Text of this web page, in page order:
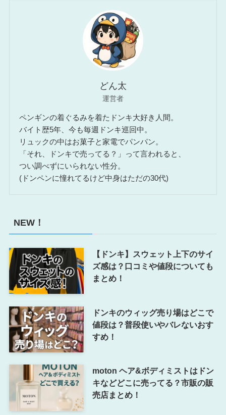
どん太
運営者
ペンギンの着ぐるみを着たドンキ大好き人間。
バイト歴5年、今も毎週ドンキ巡回中。
リュックの中はお菓子と家電でパンパン。
「それ、ドンキで売ってる？」って言われると、
つい調べずにいられない性分。
(ドンペンに憧れてるけど中身はただの30代)
NEW！
【ドンキ】スウェット上下のサイ
ズ感は？口コミや値段についても
まとめ！
ドンキのウィッグ売り場はどこで
値段は？普段使いやバレないおす
すめ！
moton ヘア&ボディミストはドン
キなどどこに売ってる？市販の販
売店まとめ！